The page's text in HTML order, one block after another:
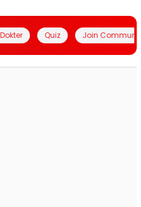
Quiz Join Community